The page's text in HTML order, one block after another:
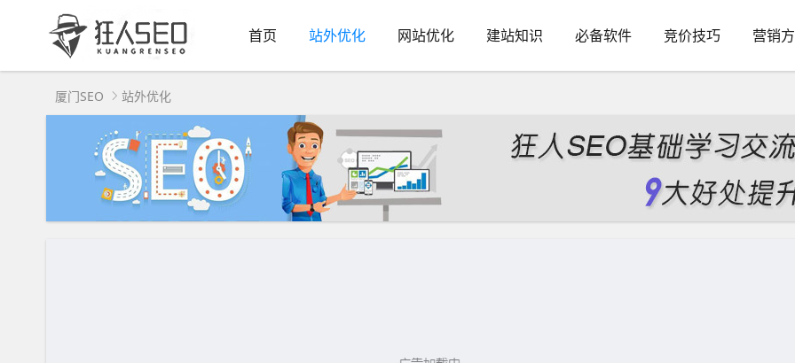
首页 站外优化 网站优化 建站知识 必备软件 竞价技巧 营销
厦门SEO 站外优化